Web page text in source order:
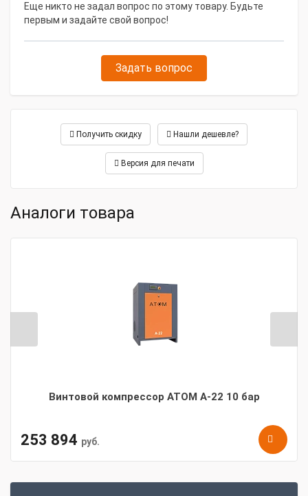
Еще никто не задал вопрос по этому товару. Будьте
первым и задайте свой вопрос!
Задать вопрос
Получить скидку Нашли дешевле?
Версия для печати
Аналоги товара
Винтовой компрессор АТОМ А-22 10 бар
253 894 руб.